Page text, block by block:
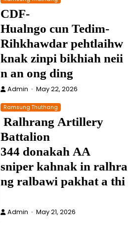
CDF-
Hualngo cun Tedim-
Rihkhawdar pehtlaihw
knak zinpi bikhiah neii
n an ong ding
Admin May 22, 2026
Ramsung Thuthang
Ralhrang Artillery
Battalion
344 donakah AA
sniper kahnak in ralhra
ng ralbawi pakhat a thi
Admin May 21, 2026